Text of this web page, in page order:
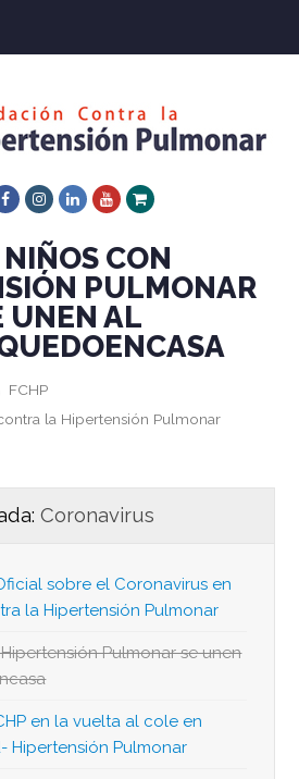
FacebookInstagram
LinkedInYoutube
Xing
CON
PULMONAR
UNEN AL
FCHP
la Hipertensión Pulmonar
Coronavirus
sobre el Coronavirus en
la Hipertensión Pulmonar
Pulmonar se unen
en la vuelta al cole en
Hipertensión Pulmonar